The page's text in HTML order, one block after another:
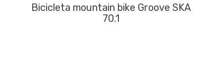
Bicicleta mountain bike Groove SKA
70.1